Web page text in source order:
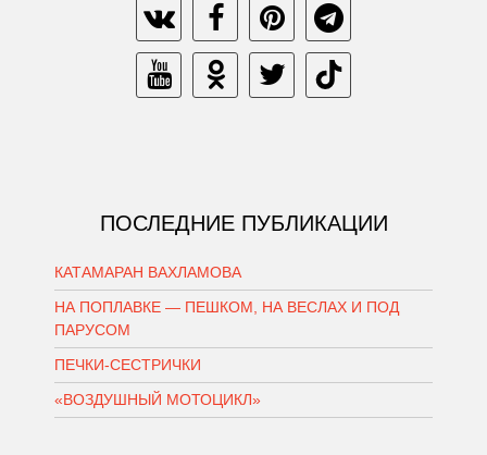
ПОСЛЕДНИЕ ПУБЛИКАЦИИ
КАТАМАРАН ВАХЛАМОВА
НА ПОПЛАВКЕ — ПЕШКОМ, НА ВЕСЛАХ И ПОД
ПАРУСОМ
ПЕЧКИ-СЕСТРИЧКИ
«ВОЗДУШНЫЙ МОТОЦИКЛ»